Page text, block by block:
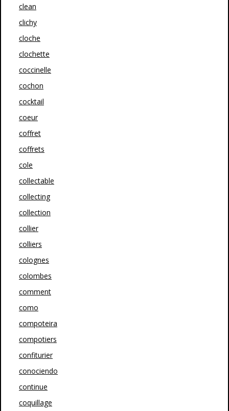
clean
clichy
cloche
clochette
coccinelle
cochon
cocktail
coeur
coffret
coffrets
cole
collectable
collecting
collection
collier
colliers
colognes
colombes
comment
como
compoteira
compotiers
confiturier
conociendo
continue
coquillage